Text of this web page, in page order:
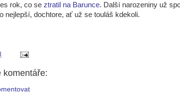
rok, co se ztratil na Barunce. Další narozeniny už
nejlepší, dochtore, ať už se touláš kdekoli.
komentáře: